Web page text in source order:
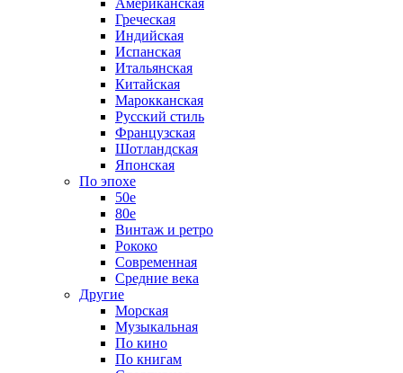
Американская
Греческая
Индийская
Испанская
Итальянская
Китайская
Марокканская
Русский стиль
Французская
Шотландская
Японская
По эпохе
50е
80е
Винтаж и ретро
Рококо
Современная
Средние века
Другие
Морская
Музыкальная
По кино
По книгам